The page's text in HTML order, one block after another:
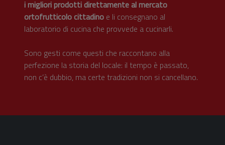
i migliori prodotti direttamente al mercato
ortofrutticolo cittadino e li consegnano al
laboratorio di cucina che provvede a cucinarli.
Sono gesti come questi che raccontano alla
perfezione la storia del locale: il tempo è passato,
non c’è dubbio, ma certe tradizioni non si cancellano.